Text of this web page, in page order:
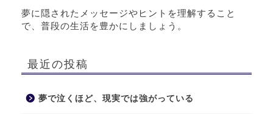
夢に隠されたメッセージやヒントを理解すること
で、普段の生活を豊かにしましょう。
最近の投稿
夢で泣くほど、現実では強がっている